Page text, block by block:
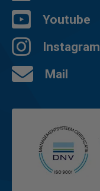
Youtube
Instagram
Mail